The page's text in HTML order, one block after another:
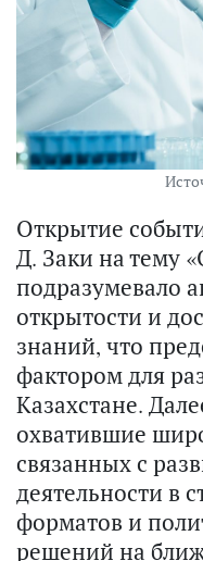
Открытие
Д. Заки на тему
подразумевало
открытости и
знаний, что
фактором для
Казахстане.
охватившие
связанных с
деятельности в
форматов и
решений на